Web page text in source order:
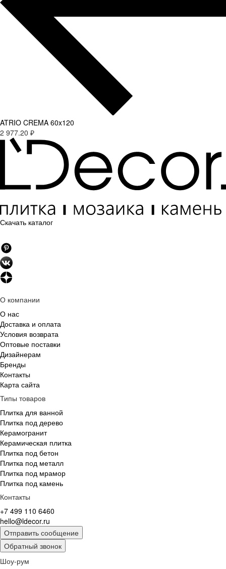
ATRIO CREMA 60x120
2 977.20 ₽
Скачать каталог
О компании
О нас
Доставка и оплата
Условия возврата
Оптовые поставки
Дизайнерам
Бренды
Контакты
Карта сайта
Типы товаров
Плитка для ванной
Плитка под дерево
Керамогранит
Керамическая плитка
Плитка под бетон
Плитка под металл
Плитка под мрамор
Плитка под камень
Контакты
+7 499 110 6460
hello@ldecor.ru
Отправить сообщение
Обратный звонок
Шоу-рум